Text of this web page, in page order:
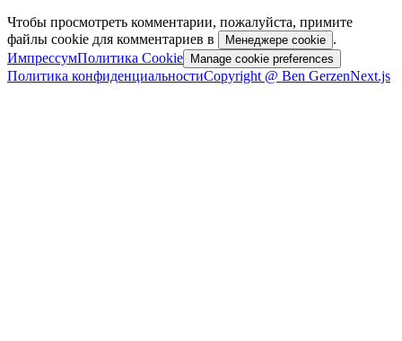
Чтобы просмотреть комментарии, пожалуйста, примите
файлы cookie для комментариев в
Менеджере cookie .
ИмпрессумПолитика Cookie Manage cookie preferences
Политика конфиденциальностиCopyright @ Ben GerzenNext.js